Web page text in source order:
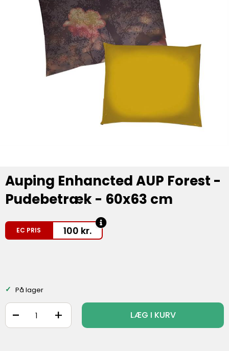
Auping Enhancted AUP Forest -
Pudebetræk - 60x63 cm
EC PRIS 100 kr.
På lager
+
- LÆG I KURV